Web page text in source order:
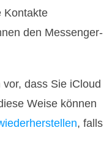
Kontakte
den Messenger-
dass Sie iCloud
Weise können
, falls